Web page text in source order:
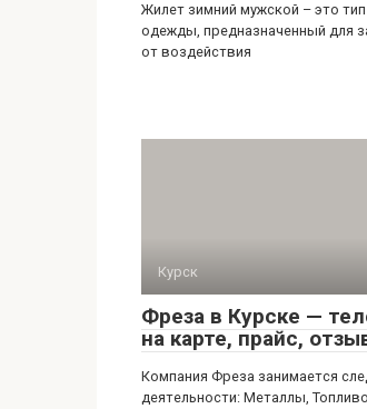
Жилет зимний мужской – это тип
одежды, предназначенный для
от воздействия
Курск
Фреза в Курске —
на карте, прайс,
Компания Фреза занимается
деятельности: Металлы,